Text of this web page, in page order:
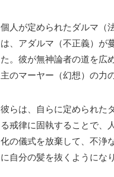
個人が定められたダルマ（
は、アダルマ（不正義）が
た。彼が無神論者の道を広
主のマーヤー（幻想）の力
彼らは、自らに定められた
る戒律に固執することで、
化の儀式を放棄して、不浄
に自分の髪を抜くようにな